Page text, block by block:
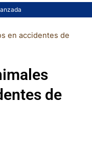
en accidentes de
de